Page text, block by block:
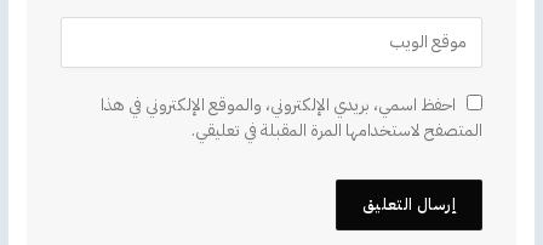
احفظ اسمي، بريدي الإلكتروني، والموقع الإلكتروني في هذا
المتصفح لاستخدامها المرة المقبلة في تعليقي.